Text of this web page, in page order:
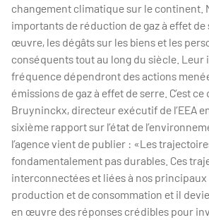
changement climatique sur le continent.
importants de réduction de gaz à effet de
œuvre, les dégâts sur les biens et les
conséquents tout au long du siècle. Leur
fréquence dépendront des actions
émissions de gaz à effet de serre. C’est
Bruyninckx, directeur exécutif de l’EEA
sixième rapport sur l’état de
l’agence vient de publier : «Les
fondamentalement pas durables. Ces
interconnectées et liées à nos principaux
production et de consommation et il
en œuvre des réponses crédibles pour